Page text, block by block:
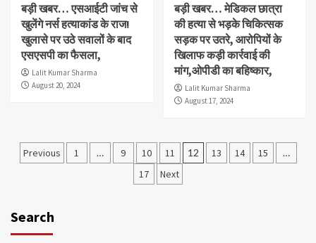
बड़ी खबर… एसआईटी जांच से
खुलेंगे नर्स हत्याकांड के राज!
खुलासे पर उठे सवालों के बाद
एसएसपी का फैसला,
Lalit Kumar Sharma
August 20, 2024
बड़ी खबर… मेडिकल छात्रा
की हत्या से भड़के चिकित्सक
सड़क पर उतरे, आरोपियों के
खिलाफ कड़ी कार्रवाई की
मांग,ओपीडी का बहिष्कार,
Lalit Kumar Sharma
August 17, 2024
Posts
Previous 1 … 9 10 11 12 13 14 15 …
17 Next
Search